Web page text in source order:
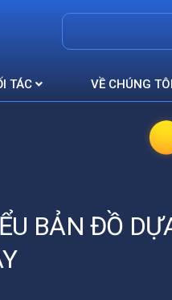
TÁC VỀ CHÚNG TÔI
BẢN ĐỒ